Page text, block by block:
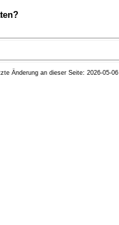
um eine fehlerfreie
bez�glich Ihrer Daten?
unentgeltlich Auskunft
Änderung an dieser Seite: 2026-05-